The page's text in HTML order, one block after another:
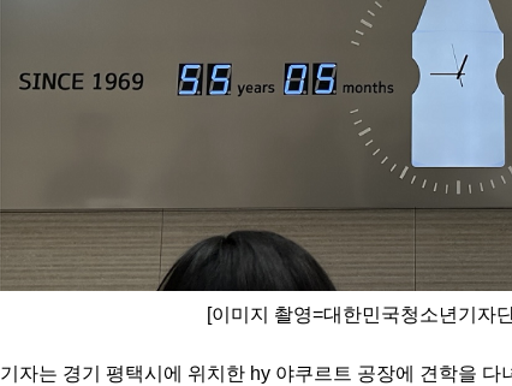
[이미지 촬영=대한민국청소년기자
기자는 경기 평택시에 위치한 hy 야쿠르트 공장에 견학을 다